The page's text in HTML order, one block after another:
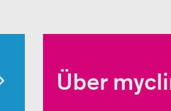
Über